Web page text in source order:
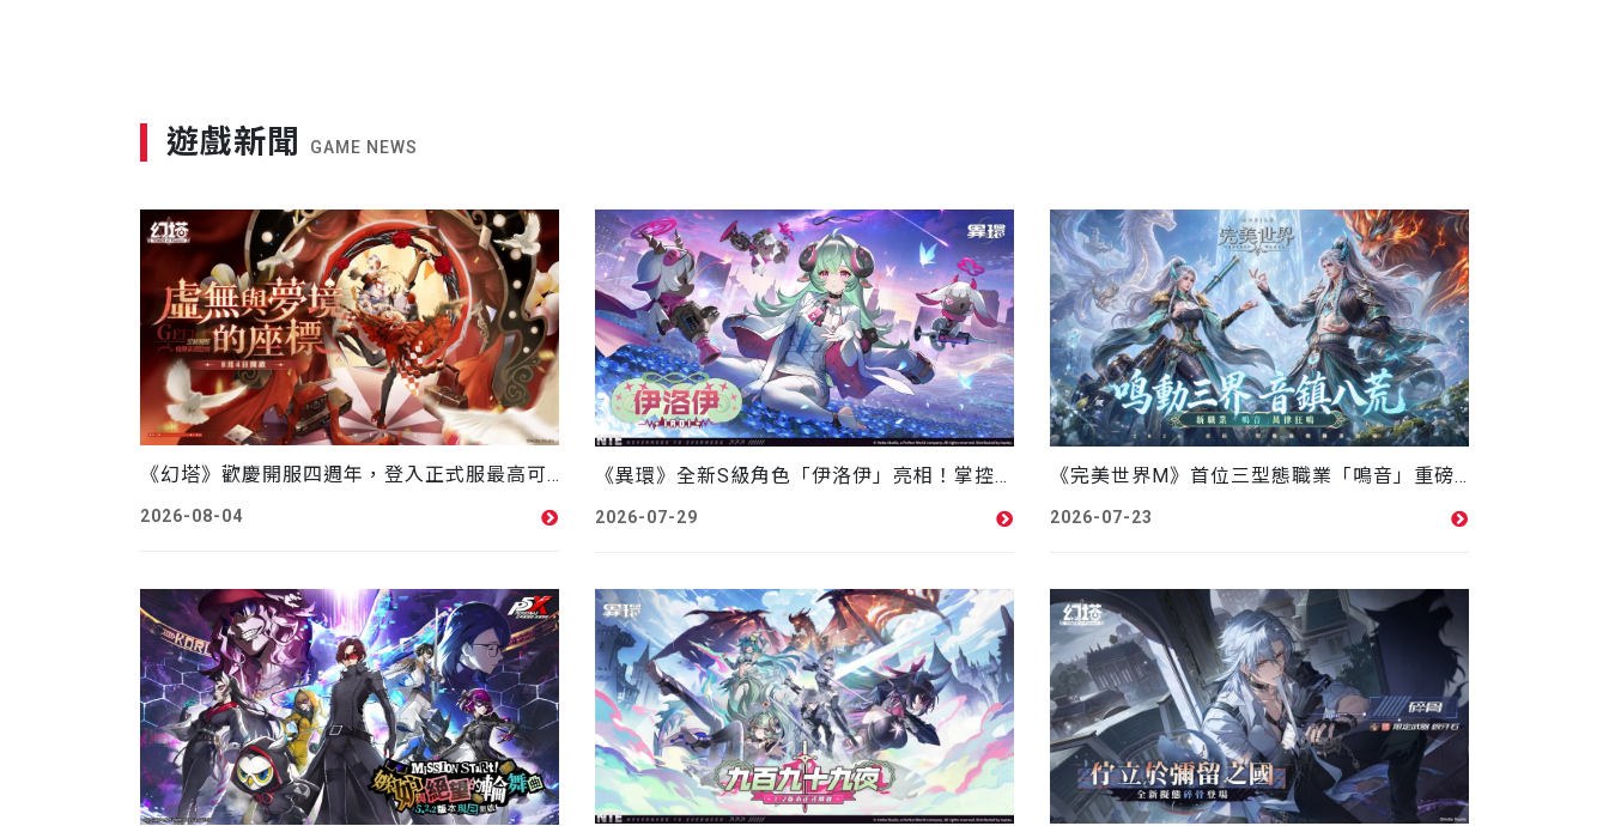
遊戲新聞 GAME NEWS
《幻塔》歡慶開服四週年，登入正式服最高可得20抽！ 6.2版本「虛無與夢境的座標」上線，全新擬態角色「格爾菲茵」登場
2026-08-04
《異環》全新S級角色「伊洛伊」亮相！掌控夢境之力，開啟治療與復甦全新戰術
2026-07-29
《完美世界M》首位三型態職業「鳴音」重磅來襲，限時活動送「如意麒麟」坐騎
2026-07-23